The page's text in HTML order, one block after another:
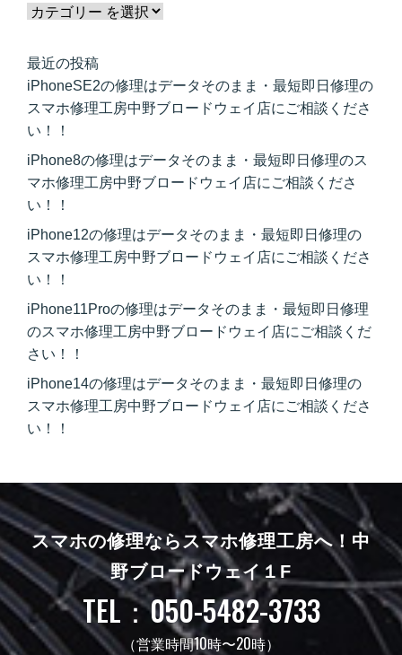
最近の投稿
iPhoneSE2の修理はデータそのまま・最短即日修理の
スマホ修理工房中野ブロードウェイ店にご相談くださ
い！！
iPhone8の修理はデータそのまま・最短即日修理のス
マホ修理工房中野ブロードウェイ店にご相談くださ
い！！
iPhone12の修理はデータそのまま・最短即日修理の
スマホ修理工房中野ブロードウェイ店にご相談くださ
い！！
iPhone11Proの修理はデータそのまま・最短即日修理
のスマホ修理工房中野ブロードウェイ店にご相談くだ
さい！！
iPhone14の修理はデータそのまま・最短即日修理の
スマホ修理工房中野ブロードウェイ店にご相談くださ
い！！
スマホの修理ならスマホ修理工房へ！ 中
野ブロードウェイ１F
TEL：050-5482-3733
（営業時間10時〜20時）